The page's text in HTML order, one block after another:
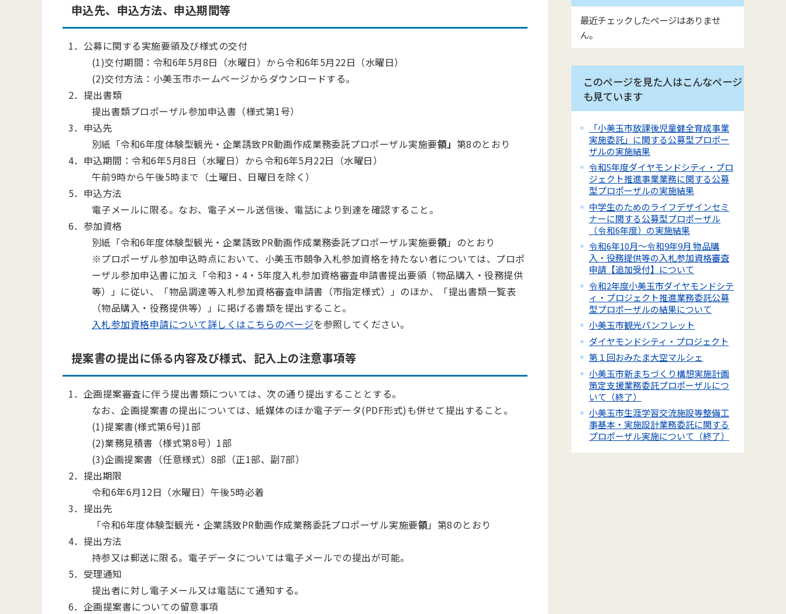
申込先、申込方法、申込期間等
1．公募に関する実施要領及び様式の交付
(1)交付期間：令和6年5月8日（水曜日）から令和6年5月22日（水曜日）
(2)交付方法：小美玉市ホームページからダウンロードする。
2．提出書類
提出書類プロポーザル参加申込書（様式第1号）
3．申込先
別紙「令和6年度体験型観光・企業誘致PR動画作成業務委託プロポーザル実施要領」 第8のとおり
4．申込期間：令和6年5月8日（水曜日）から令和6年5月22日（水曜日）
午前9時から午後5時まで（土曜日、日曜日を除く）
5．申込方法
電子メールに限る。なお、電子メール送信後、電話により到達を確認すること。
6．参加資格
別紙「令和6年度体験型観光・企業誘致PR動画作成業務委託プロポーザル実施要領」のとおり
※プロポーザル参加申込時点において、小美玉市競争入札参加資格を持たない者については、プロポ
ーザル参加申込書に加え「令和3・4・5年度入札参加資格審査申請書提出要領（物品購入・役務提供
等）」に従い、「物品調達等入札参加資格審査申請書（市指定様式）」のほか、「提出書類一覧表
（物品購入・役務提供等）」に掲げる書類を提出すること。
入札参加資格申請について詳しくはこちらのページを参照してください。
提案書の提出に係る内容及び様式、記入上の注意事項等
1．企画提案審査に伴う提出書類については、次の通り提出することとする。
なお、企画提案書の提出については、紙媒体のほか電子データ(PDF形式)も併せて提出すること。
(1)提案書(様式第6号)1部
(2)業務見積書（様式第8号）1部
(3)企画提案書（任意様式）8部（正1部、副7部）
2．提出期限
令和6年6月12日（水曜日）午後5時必着
3．提出先
「令和6年度体験型観光・企業誘致PR動画作成業務委託プロポーザル実施要領」 第8のとおり
4．提出方法
持参又は郵送に限る。電子データについては電子メールでの提出が可能。
5．受理通知
提出者に対し電子メール又は電話にて通知する。
6．企画提案書についての留意事項
最近チェックしたページはありませ
ん。
このページを見た人はこんなページ
も見ています
「小美玉市放課後児童健全育成事業
実施委託」に関する公募型プロポー
ザルの実施結果
令和5年度ダイヤモンドシティ・プロ
ジェクト推進事業業務に関する公募
型プロポーザルの実施結果
中学生のためのライフデザインセミ
ナーに関する公募型プロポーザル
（令和6年度）の実施結果
令和6年10月～令和9年9月 物品購
入・役務提供等の入札参加資格審査
申請【追加受付】について
令和2年度小美玉市ダイヤモンドシテ
ィ・プロジェクト推進業務委託公募
型プロポーザルの結果について
小美玉市観光パンフレット
ダイヤモンドシティ・プロジェクト
第１回おみたま大空マルシェ
小美玉市新まちづくり構想実施計画
策定支援業務委託プロポーザルにつ
いて（終了）
小美玉市生涯学習交流施設等整備工
事基本・実施設計業務委託に関する
プロポーザル実施について（終了）